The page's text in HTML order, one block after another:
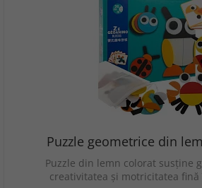
Puzzle geometrice din
Puzzle din lemn colorat susține
creativitatea și motricitatea